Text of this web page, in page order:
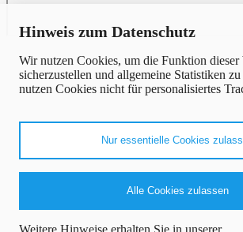
Hinweis zum Datenschutz
Wir nutzen Cookies, um die Funktion dieser
sicherzustellen und allgemeine Statistiken
nutzen Cookies nicht für personalisiertes
Nur essentielle Cookies
Alle Cookies zulassen
Weitere Hinweise erhalten Sie in unserer